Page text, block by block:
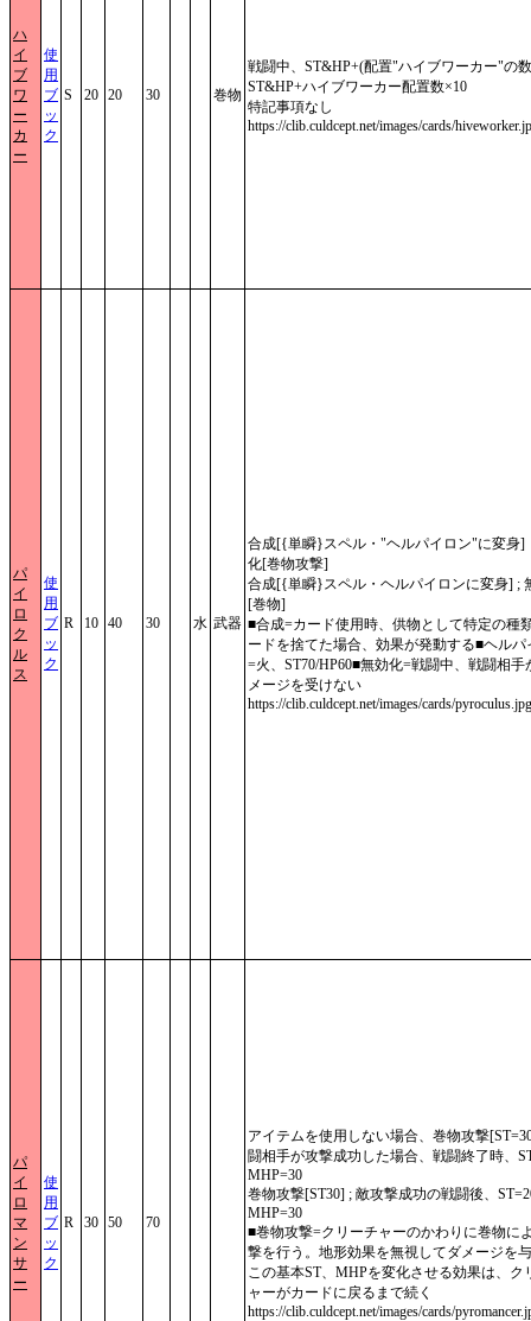
ハ
イ
ブ
ワ
ー
カ
ー
使
用
ブ
ッ
ク
S 20 20 30 巻物
戦闘中、ST&HP+(配置"ハイブワーカー"の
ST&HP+ハイブワーカー配置数×10
特記事項なし
https://clib.culdcept.net/images/cards/
パ
イ
ロ
ク
ル
ス
使
用
ブ
ッ
ク
R 10 40 30 水 武器
合成[{単瞬}スペル・"ヘルパイロン"に変身]
化[巻物攻撃]
合成[{単瞬}スペル・ヘルパイロンに変身] ;
[巻物]
■合成=カード使用時、供物として特定の種
ードを捨てた場合、効果が発動する■ヘルパ
=火、ST70/HP60■無効化=戦闘中、戦闘相手
メージを受けない
https://clib.culdcept.net/images/cards/pyroculus.jpg
パ
イ
ロ
マ
ン
サ
ー
使
用
ブ
ッ
ク
R 30 50 70
アイテムを使用しない場合、巻物攻撃
闘相手が攻撃成功した場合、戦闘終了時、
MHP=30
巻物攻撃[ST30] ; 敵攻撃成功の戦闘後、
MHP=30
■巻物攻撃=クリーチャーのかわりに巻物に
撃を行う。地形効果を無視してダメージを
この基本ST、MHPを変化させる効果は、ク
ャーがカードに戻るまで続く
https://clib.culdcept.net/images/cards/